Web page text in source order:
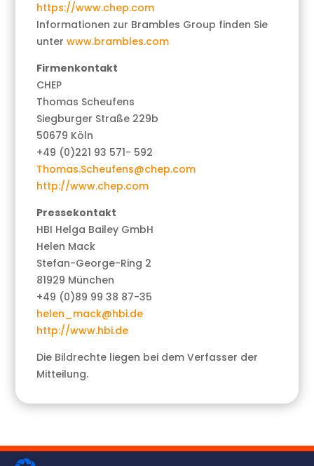
https://www.chep.com
Informationen zur Brambles Group finden Sie
unterwww.brambles.com
Firmenkontakt
CHEP
Thomas Scheufens
Siegburger Straße 229b
50679 Köln
+49 (0)221 93 571- 592
Thomas.Scheufens@chep.com
http://www.chep.com
Pressekontakt
HBI Helga Bailey GmbH
Helen Mack
Stefan-George-Ring 2
81929 München
+49 (0)89 99 38 87-35
helen_mack@hbi.de
http://www.hbi.de
Die Bildrechte liegen bei dem Verfasser der
Mitteilung.